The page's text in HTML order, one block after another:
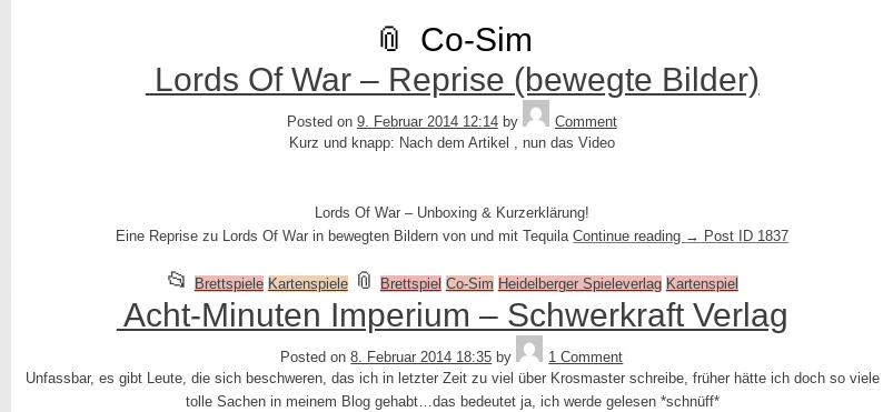
Co-Sim
Lords Of War – Reprise (bewegte Bilder)
Posted on 9. Februar 2014 12:14 by
Comment
Kurz und knapp: Nach dem Artikel , nun das Video
Lords Of War – Unboxing & Kurzerklärung!
Eine Reprise zu Lords Of War in bewegten Bildern von und mit TequilaContinue reading → Post ID 1837
📂 This
entry
was
in
Brettspiele Kartenspiele 📎 and
tagged
Brettspiel Co-Sim Heidelberger Spieleverlag Kartenspiel
Acht-Minuten Imperium – Schwerkraft Verlag
Posted on 8. Februar 2014 18:35 by
1 Comment
Unfassbar, es gibt Leute, die sich beschweren, das ich in letzter Zeit zu viel über Krosmaster schreibe, früher hätte ich doch so viele
tolle Sachen in meinem Blog gehabt…das bedeutet ja, ich werde gelesen *schnüff*